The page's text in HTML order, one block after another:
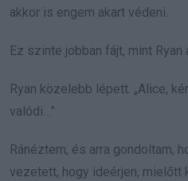
akkor is engem akart védeni.
Ez szinte jobban fájt, mint Ryan
Ryan közelebb lépett. „Alice,
valódi…”
Ránéztem, és arra gondoltam,
vezetett, hogy ideérjen, mielőtt